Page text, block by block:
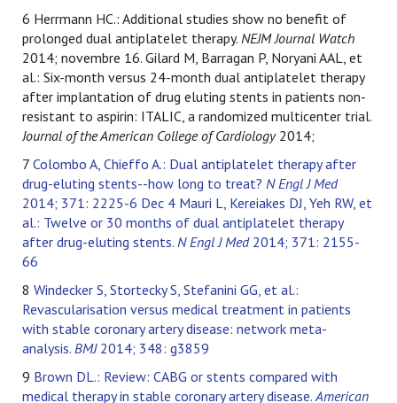
6 Herrmann HC.: Additional studies show no benefit of
prolonged dual antiplatelet therapy. NEJM Journal Watch
2014; novembre 16. Gilard M, Barragan P, Noryani AAL, et
al.: Six-month versus 24-month dual antiplatelet therapy
after implantation of drug eluting stents in patients non-
resistant to aspirin: ITALIC, a randomized multicenter trial.
Journal of the American College of Cardiology2014;
7 Colombo A, Chieffo A.: Dual antiplatelet therapy after
drug-eluting stents--how long to treat? N Engl J Med
2014; 371: 2225-6 Dec 4 Mauri L, Kereiakes DJ, Yeh RW, et
al.: Twelve or 30 months of dual antiplatelet therapy
after drug-eluting stents. N Engl J Med2014; 371: 2155-
66
8 Windecker S, Stortecky S, Stefanini GG, et al.:
Revascularisation versus medical treatment in patients
with stable coronary artery disease: network meta-
analysis. BMJ2014; 348: g3859
9 Brown DL.: Review: CABG or stents compared with
medical therapy in stable coronary artery disease.American